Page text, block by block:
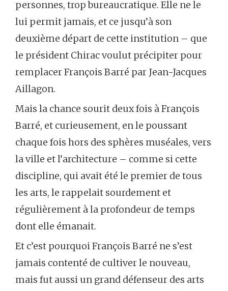
personnes, trop bureaucratique. Elle ne le
lui permit jamais, et ce jusqu’à son
deuxième départ de cette institution – que
le président Chirac voulut précipiter pour
remplacer François Barré par Jean-Jacques
Aillagon.
Mais la chance sourit deux fois à François
Barré, et curieusement, en le poussant
chaque fois hors des sphères muséales, vers
la ville et l’architecture – comme si cette
discipline, qui avait été le premier de tous
les arts, le rappelait sourdement et
régulièrement à la profondeur de temps
dont elle émanait.
Et c’est pourquoi François Barré ne s’est
jamais contenté de cultiver le nouveau,
mais fut aussi un grand défenseur des arts